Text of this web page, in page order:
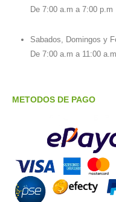
De 7:00 a.m a 7:00 p.m
Sabados, Domingos y
De 7:00 a.m a 11:00 a.m
METODOS DE PAGO